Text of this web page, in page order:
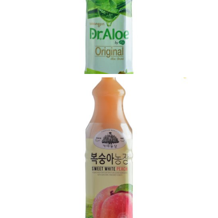
VIEW
VIEW